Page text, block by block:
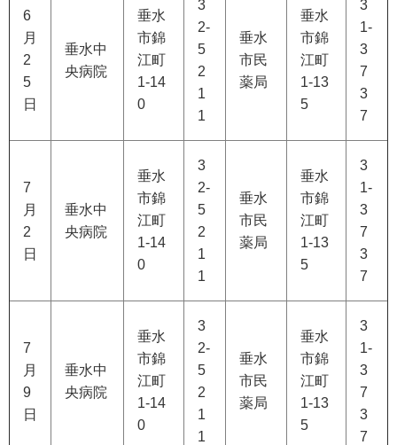
6
月
2
5
日
垂水中
央病院
垂水
市錦
江町
1-14
0
3
2-
5
2
1
1
垂水
市民
薬局
垂水
市錦
江町
1-13
5
3
1-
3
7
3
7
7
月
2
日
垂水中
央病院
垂水
市錦
江町
1-14
0
3
2-
5
2
1
1
垂水
市民
薬局
垂水
市錦
江町
1-13
5
3
1-
3
7
3
7
7
月
9
日
垂水中
央病院
垂水
市錦
江町
1-14
0
3
2-
5
2
1
1
垂水
市民
薬局
垂水
市錦
江町
1-13
5
3
1-
3
7
3
7